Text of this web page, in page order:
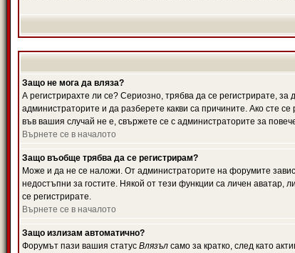
Защо не мога да вляза?
А регистрирахте ли се? Сериозно, трябва да се регистрирате,
администраторите и да разберете какви са причините. Ако сте
във вашия случай не е, свържете се с администраторите за
Върнете се в началото
Защо въобще трябва да се регистрирам?
Може и да не се наложи. От администраторите на форумите
недостъпни за гостите. Някой от тези функции са личен
се регистрирате.
Върнете се в началото
Защо излизам автоматично?
Форумът пази вашия статус Влязъл само за кратко, след като